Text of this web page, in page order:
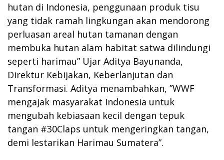
hutan di Indonesia, penggunaan produk tisu
yang tidak ramah lingkungan akan mendorong
perluasan areal hutan tamanan dengan
membuka hutan alam habitat satwa dilindungi
seperti harimau” Ujar Aditya Bayunanda,
Direktur Kebijakan, Keberlanjutan dan
Transformasi. Aditya menambahkan, ”WWF
mengajak masyarakat Indonesia untuk
mengubah kebiasaan kecil dengan tepuk
tangan #30Claps untuk mengeringkan tangan,
demi lestarikan Harimau Sumatera”.